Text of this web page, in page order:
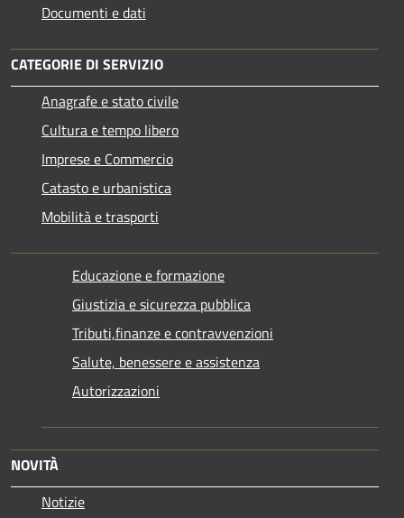
Documenti e dati
CATEGORIE DI SERVIZIO
Anagrafe e stato civile
Cultura e tempo libero
Imprese e Commercio
Catasto e urbanistica
Mobilità e trasporti
Educazione e formazione
Giustizia e sicurezza pubblica
Tributi,finanze e contravvenzioni
Salute, benessere e assistenza
Autorizzazioni
NOVITÀ
Notizie